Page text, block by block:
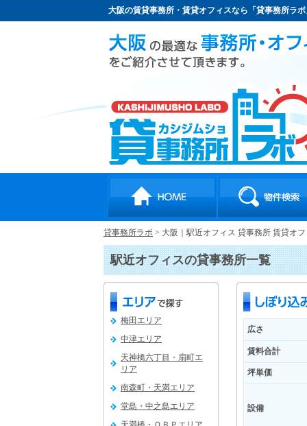
大阪の賃貸事務所・賃貸オフィスなら「貸事務所ラ
貸事務所ラボ > 大阪｜駅近オフィス 貸事務所 賃貸オ
駅近オフィスの貸事務所一覧
梅田エリア
中津エリア
天神橋六丁目・扇町エ
リア
南森町・天満エリア
堂島・中之島エリア
広さ
賃料合計
坪単価
設備